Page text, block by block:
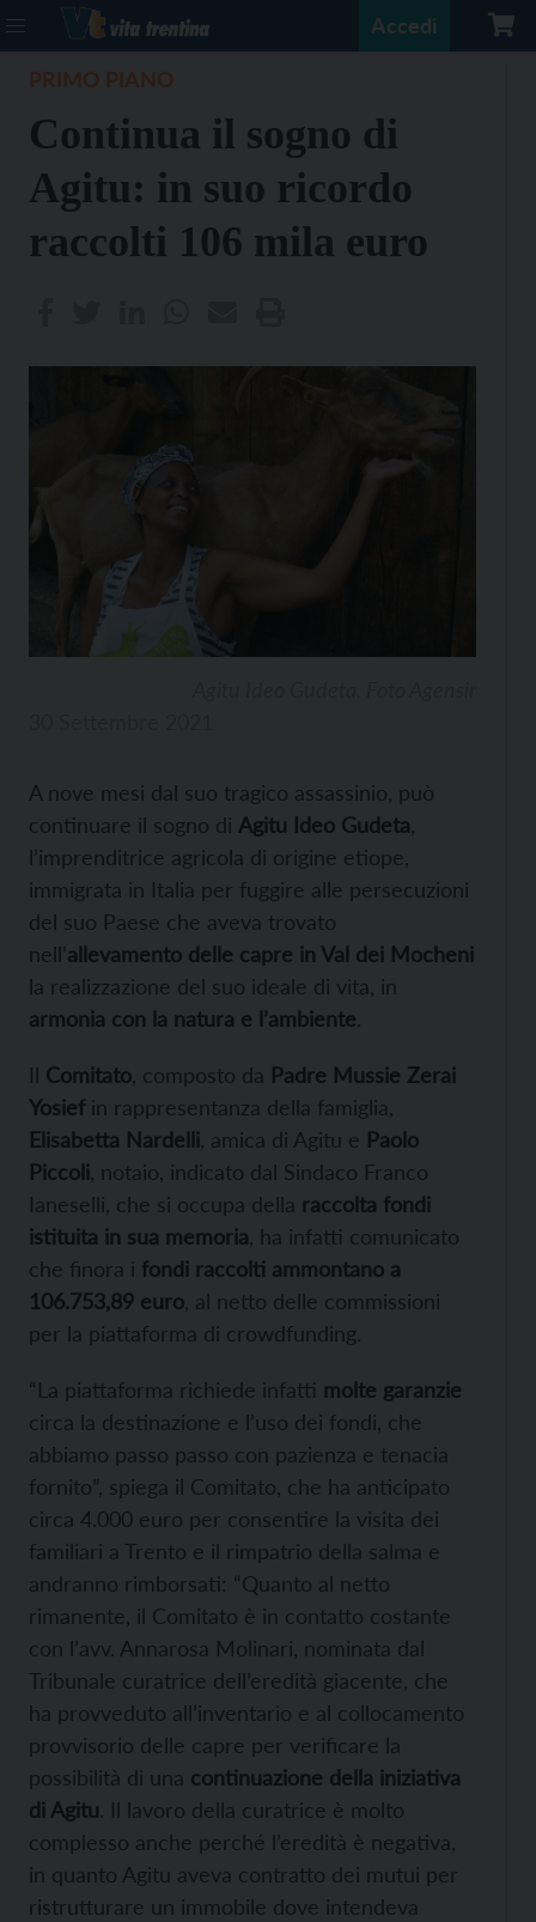
Accedi
Continua il sogno di
Agitu: in suo ricordo
raccolti 106 mila euro
A nove mesi dal suo tragico assassinio, può
continuare il sogno di Agitu Ideo Gudeta
l’imprenditrice agricola di origine etiope,
immigrata in Italia per fuggire alle persecuzioni
del suo Paese che aveva trovato
nell’allevamento delle capre in Val dei Mocheni
la realizzazione del suo ideale di vita, in
armonia con la natura e l’ambiente.
Il Comitato , composto da Padre Mussie Zerai
Yosiefin rappresentanza della famiglia,
Elisabetta Nardelli , amica di Agitu e Paolo
Piccoli , notaio, indicato dal Sindaco Franco
Ianeselli, che si occupa della raccolta fondi
istituita in sua memoria , ha infatti comunicato
che finora i fondi raccolti ammontano a
106.753,89 euro , al netto delle commissioni
per la piattaforma di crowdfunding.
“La piattaforma richiede infatti molte garanzie
circa la destinazione e l’uso dei fondi, che
abbiamo passo passo con pazienza e tenacia
fornito”, spiega il Comitato, che ha anticipato
circa 4.000 euro per consentire la visita dei
familiari a Trento e il rimpatrio della salma e
andranno rimborsati: “Quanto al netto
rimanente, il Comitato è in contatto costante
con l’avv. Annarosa Molinari, nominata dal
Tribunale curatrice dell’eredità giacente, che
ha provveduto all’inventario e al collocamento
provvisorio delle capre per verificare la
possibilità di una continuazione della iniziativa
di Agitu. Il lavoro della curatrice è molto
complesso anche perché l’eredità è negativa,
in quanto Agitu aveva contratto dei mutui per
ristrutturare un immobile dove intendeva